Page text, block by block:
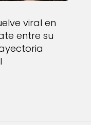
viral en
entre su